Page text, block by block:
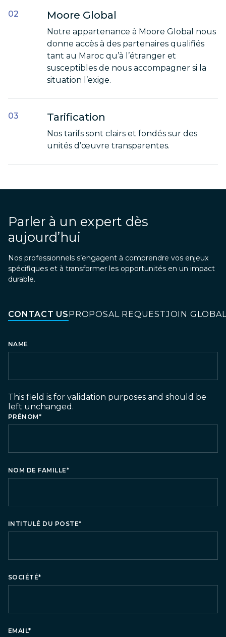
Moore Global
Notre appartenance à Moore Global nous
donne accès à des partenaires qualifiés
tant au Maroc qu’à l’étranger et
susceptibles de nous accompagner si la
situation l’exige.
Tarification
Nos tarifs sont clairs et fondés sur des
unités d’œuvre transparentes.
Parler à un expert dès
aujourd’hui
Nos professionnels s’engagent à comprendre vos enjeux
spécifiques et à transformer les opportunités en un impact
durable.
CONTACT USPROPOSAL REQUESTJOIN
NAME
This field is for validation purposes and should be
left unchanged.
PRÉNOM*
NOM DE FAMILLE*
INTITULÉ DU POSTE*
SOCIÉTÉ*
EMAIL*